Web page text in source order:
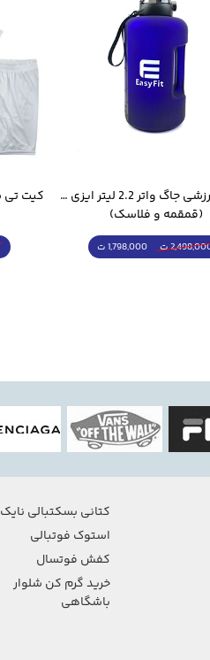
قمقمه ورزشی جاگ واتر 2.2 لیتر ایزی فیت
(قمقمه و فلاسک)
ت 1,798,000 ت
کتانی بسکتبالی نایک
استوک فوتبالی
کفش فوتسال
خرید گرم کن شلوار
باشگاهی